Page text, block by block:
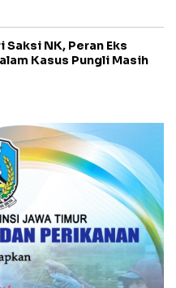
NK, Peran Eks
Kasus Pungli Masih